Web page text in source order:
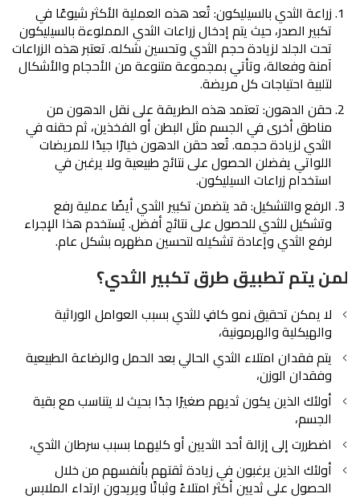
زراعة الثدي بالسيليكون: تُعد هذه العملية الأكثر شيوعًا في
تكبير الصدر، حيث يتم إدخال زراعات الثدي المملوءة بالسيليكون
تحت الجلد لزيادة حجم الثدي وتحسين شكله. تعتبر هذه الزراعات
آمنة وفعالة، وتأتي بمجموعة متنوعة من الأحجام والأشكال
لتلبية احتياجات كل مريضة.
حقن الدهون: تعتمد هذه الطريقة على نقل الدهون من
مناطق أخرى في الجسم مثل البطن أو الفخذين، ثم حقنه في
الثدي لزيادة حجمه. تُعد حقن الدهون خيارًا جيدًا للمريضات
اللواتي يفضلن الحصول على نتائج طبيعية ولا يرغبن في
استخدام زراعات السيليكون.
الرفع والتشكيل: قد يتضمن تكبير الثدي أيضًا عملية رفع
وتشكيل للثدي للحصول على نتائج أفضل. يُستخدم هذا الإجراء
لرفع الثدي وإعادة تشكيله لتحسين مظهره بشكل عام.
لمن يتم تطبيق طرق تكبير الثدي؟
لا يمكن تحقيق نمو كافٍ للثدي بسبب العوامل الوراثية
والهيكلية والهرمونية،
يتم فقدان امتلاء الثدي الحالي بعد الحمل والرضاعة الطبيعية
وفقدان الوزن،
أولئك الذين يكون ثديهم صغيرًا جدًا بحيث لا يتناسب مع بقية
الجسم،
اضطررت إلى إزالة أحد الثديين أو كليهما بسبب سرطان الثدي،
أولئك الذين يرغبون في زيادة ثقتهم بأنفسهم من خلال
الحصول على ثديين أكثر امتلاءً وثباتًا ويريدون ارتداء الملابس